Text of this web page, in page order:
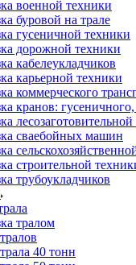
военной техники
буровой на трале
гусеничной техники
дорожной техники
кабелеукладчиков
карьерной техники
коммерческого
кранов:
сваебойных машин
строительной
трубоукладчиков
тралом
40 тонн